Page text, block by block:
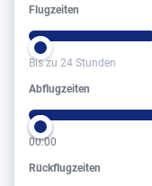
Flugzeiten
Flugzeiten
Bis zu 24 Stunden
Abflugzeiten
Abflugzeiten
00:00
Rückflugzeiten
Rückflugzeiten